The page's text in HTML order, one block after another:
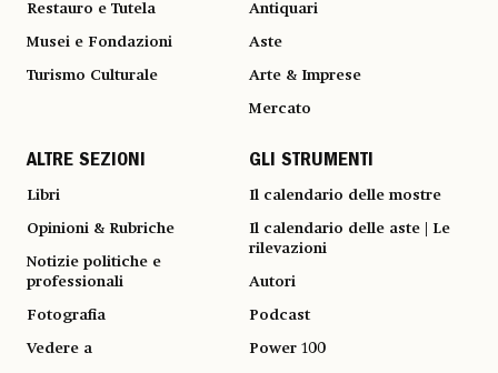
Restauro e Tutela
Musei e Fondazioni
Turismo Culturale
Antiquari
Aste
Arte & Imprese
Mercato
ALTRE SEZIONI
Libri
Opinioni & Rubriche
Notizie politiche e
professionali
Fotografia
Vedere a
GLI STRUMENTI
Il calendario delle mostre
Il calendario delle aste | Le
rilevazioni
Autori
Podcast
Power 100